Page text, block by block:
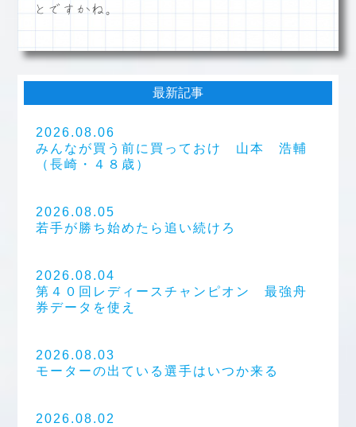
とですかね。
最新記事
2026.08.06
みんなが買う前に買っておけ 山本 浩輔
（長崎・４８歳）
2026.08.05
若手が勝ち始めたら追い続けろ
2026.08.04
第４０回レディースチャンピオン 最強舟
券データを使え
2026.08.03
モーターの出ている選手はいつか来る
2026.08.02